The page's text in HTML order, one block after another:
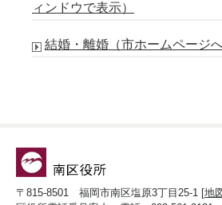
ィンドウで表示）
結婚・離婚（市ホームページへ
〒815-8501 福岡市南区塩原3丁目25-1 [地